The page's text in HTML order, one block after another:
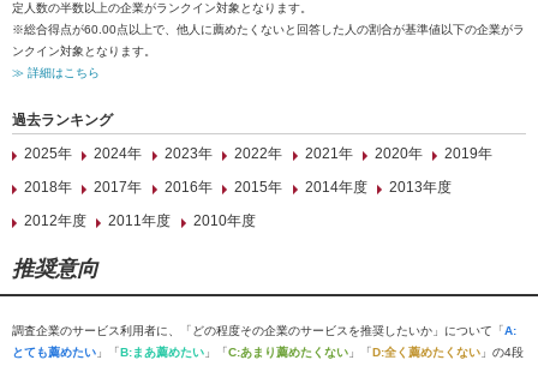
定人数の半数以上の企業がランクイン対象となります。
※総合得点が60.00点以上で、他人に薦めたくないと回答した人の割合が基準値以下の企業がラ
ンクイン対象となります。
≫ 詳細はこちら
過去ランキング
2025年
2024年 2023年 2022年 2021年 2020年
2019年
2018年
2017年 2016年 2015年 2014年度
2013年度
2012年度
2011年度 2010年度
推奨意向
調査企業のサービス利用者に、「どの程度その企業のサービスを推奨したいか」について「A:
とても薦めたい 」「B:まあ薦めたい 」「C:あまり薦めたくない 」「D:全く薦めたくない 」の4段